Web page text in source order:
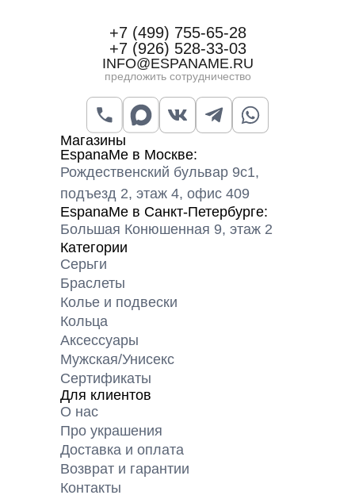
Магазины
EspanaMe в Москве:
Рождественский бульвар 9с1,
подъезд 2, этаж 4, офис 409
EspanaMe в Санкт-Петербурге:
Большая Конюшенная 9, этаж 2
Категории
Серьги
Браслеты
Колье и подвески
Кольца
Аксессуары
Мужская/Унисекс
Сертификаты
Для клиентов
О нас
Про украшения
Доставка и оплата
Возврат и гарантии
Контакты
+7 (499) 755-65-28
+7 (926) 528-33-03
INFO@ESPANAME.RU
предложить сотрудничество